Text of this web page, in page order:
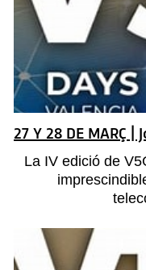
27 Y 28 DE MARÇ |
La IV edició de